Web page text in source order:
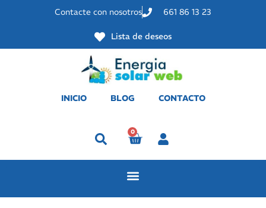
Contacte con nosotros 661 86 13 23
Lista de deseos
INICIO BLOG CONTACTO
0